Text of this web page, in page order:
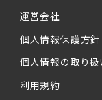
運営会社
個人情報保護方針
個人情報の取り扱
利用規約